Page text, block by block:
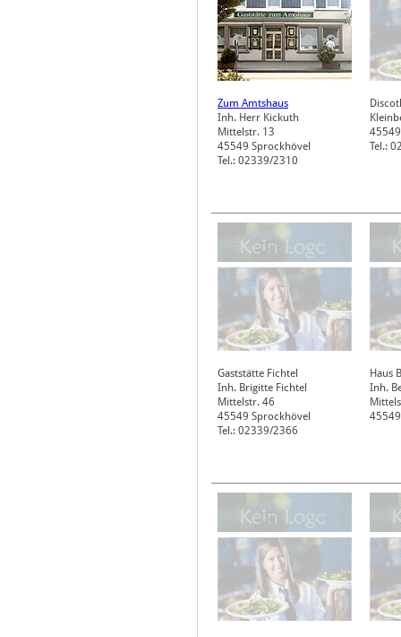
Zum Amtshaus
Inh. Herr Kickuth
Mittelstr. 13
45549 Sprockhövel
Tel.: 02339/2310
45549
Tel.:
Gaststätte Fichtel
Inh. Brigitte Fichtel
Mittelstr. 46
45549 Sprockhövel
Tel.: 02339/2366
Haus
Inh.
45549